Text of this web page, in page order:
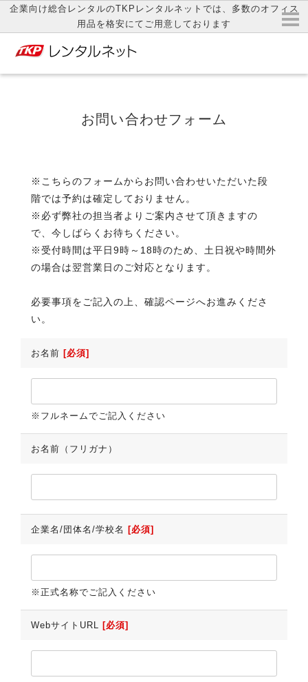
企業向け総合レンタルのTKPレンタルネットでは、多数のオフィス
用品を格安にてご用意しております
お問い合わせフォーム
※こちらのフォームからお問い合わせいただいた段
階では予約は確定しておりません。
※必ず弊社の担当者よりご案内させて頂きますの
で、今しばらくお待ちください。
※受付時間は平日9時～18時のため、土日祝や時間外
の場合は翌営業日のご対応となります。
必要事項をご記入の上、確認ページへお進みくださ
い。
お名前 [必須]
※フルネームでご記入ください
お名前（フリガナ）
企業名/団体名/学校名 [必須]
※正式名称でご記入ください
WebサイトURL [必須]